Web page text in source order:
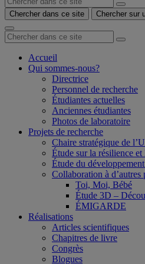
Chercher dans ce site Chercher sur
Accueil
Qui sommes-nous?
Directrice
Personnel de recherche
Étudiantes actuelles
Anciennes étudiantes
Photos de laboratoire
Projets de recherche
Chaire stratégique de
Étude sur la résilience
Étude du
Collaboration à d’autres
Toi, Moi, Bébé
Étude 3D –
ÉMIGARDE
Réalisations
Articles scientifiques
Chapitres de livre
Congrès
Blogues